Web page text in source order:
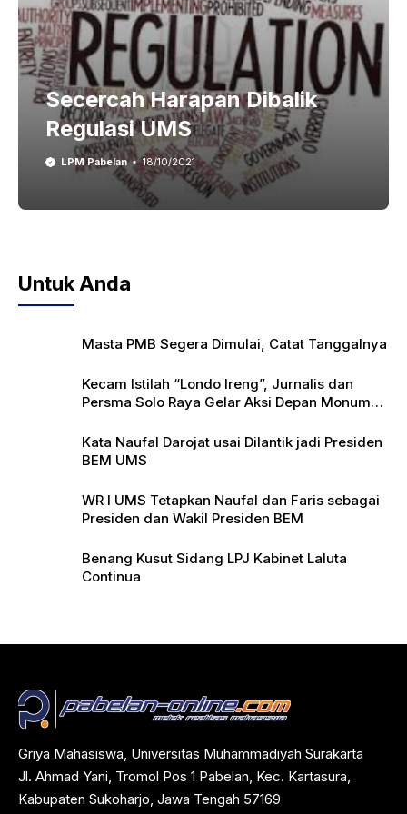
Secercah Harapan Dibalik
Regulasi UMS
LPM Pabelan 18/10/2021
Untuk Anda
Masta PMB Segera Dimulai, Catat Tanggalnya
Kecam Istilah “Londo Ireng”, Jurnalis dan
Persma Solo Raya Gelar Aksi Depan Monumen
Kata Naufal Darojat usai Dilantik jadi Presiden
BEM UMS
WR I UMS Tetapkan Naufal dan Faris sebagai
Presiden dan Wakil Presiden BEM
Benang Kusut Sidang LPJ Kabinet Laluta
Continua
Griya Mahasiswa, Universitas Muhammadiyah Surakarta
Jl. Ahmad Yani, Tromol Pos 1 Pabelan, Kec. Kartasura,
Kabupaten Sukoharjo, Jawa Tengah 57169